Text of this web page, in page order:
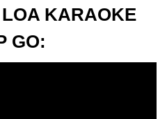
KARAOKE
GO: